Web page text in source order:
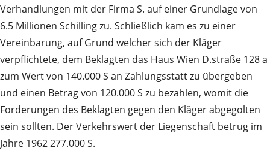
Verhandlungen mit der Firma S. auf einer Grundlage von
6.5 Millionen Schilling zu. Schließlich kam es zu einer
Vereinbarung, auf Grund welcher sich der Kläger
verpflichtete, dem Beklagten das Haus Wien D.straße 128 a
zum Wert von 140.000 S an Zahlungsstatt zu übergeben
und einen Betrag von 120.000 S zu bezahlen, womit die
Forderungen des Beklagten gegen den Kläger abgegolten
sein sollten. Der Verkehrswert der Liegenschaft betrug im
Jahre 1962 277.000 S.